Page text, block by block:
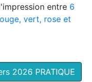
entre 6
vert, rose et
2026 PRATIQUE